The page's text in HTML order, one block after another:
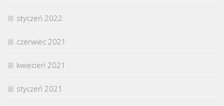
styczeń 2022
czerwiec 2021
kwiecień 2021
styczeń 2021